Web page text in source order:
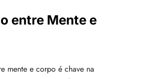
entre Mente e
mente e corpo é chave na